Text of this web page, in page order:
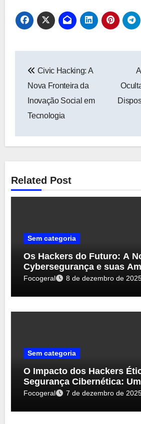
de
Post
Civic Hacking: A
Nova Fronteira da
Inovação Social em
Tecnologia
Related Post
Sem categoria
Os Hackers do Futuro: A
Cybersegurança e suas
Focogeral 8 de dezembro de
Sem categoria
O Impacto dos Hackers
Segurança Cibernética:
Perspectiva
Focogeral 7 de dezembro de